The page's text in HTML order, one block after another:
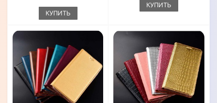
КУПИТЬ
КУПИТЬ